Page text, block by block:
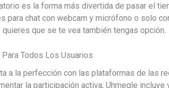
es la forma más divertida de pasar el
para chat con webcam y micrófono o solo
que se te vea también tengas opción.
Para Todos Los Usuarios
a la perfección con las plataformas de las
la participación activa, Uhmegle